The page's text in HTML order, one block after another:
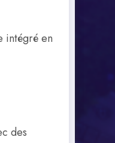
intégré en
des